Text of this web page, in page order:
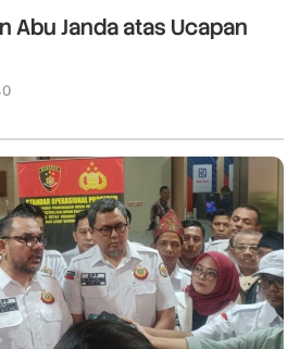
Laporkan
Abu
Barbar
Abu Janda atas Ucapan